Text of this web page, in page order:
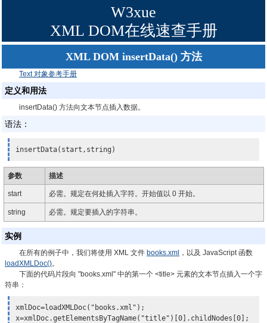
W3xue
XML DOM在线速查手册
XML DOM insertData() 方法
Text 对象参考手册
定义和用法
insertData() 方法向文本节点插入数据。
语法：
insertData(start,string)
参数 描述
start 必需。规定在何处插入字符。开始值以 0 开始。
string 必需。规定要插入的字符串。
实例
在所有的例子中，我们将使用 XML 文件 books.xml ，以及 JavaScript 函数
loadXMLDoc()。
下面的代码片段向 "books.xml" 中的第一个 <title> 元素的文本节点插入一个字
符串：
xmlDoc=loadXMLDoc("books.xml");
x=xmlDoc.getElementsByTagName("title")[0].childNodes[0];